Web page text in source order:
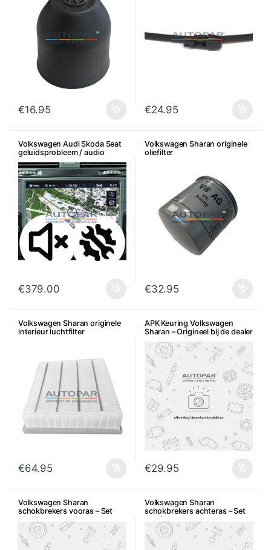
€16.95 €24.95
Volkswagen Audi Skoda Seat
geluidsprobleem / audio
probleem reparatie radio
€379.00
Volkswagen Sharan originele
oliefilter
€32.95
Volkswagen Sharan originele
interieur luchtfilter
€64.95
APK Keuring Volkswagen
Sharan – Origineel bij de dealer
icm met onderhoud
€29.95
Volkswagen Sharan
schokbrekers vooras – Set
van 2
Volkswagen Sharan
schokbrekers achteras – Set
van 2